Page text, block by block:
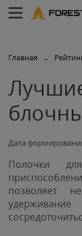
Главная →
Дата
Полочки
позволяет